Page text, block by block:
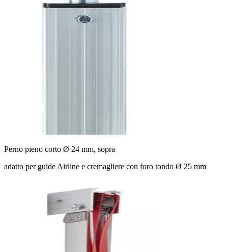
Perno pieno corto Ø 24 mm, sopra
adatto per guide Airline e cremagliere con foro tondo Ø 25 mm